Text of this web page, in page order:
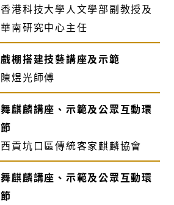
香港科技大學人文學部副教授及
華南研究中心主任
戲棚搭建技藝講座及示範
陳煜光師傅
舞麒麟講座、示範及公眾互動環
節
西貢坑口區傳統客家麒麟協會
舞麒麟講座、示範及公眾互動環
節